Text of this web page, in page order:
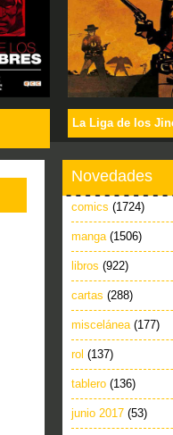
La Liga de los
Novedades
comics (1724)
manga (1506)
libros (922)
cartas (288)
miscelánea (177)
rol (137)
tablero (136)
junio 2017 (53)